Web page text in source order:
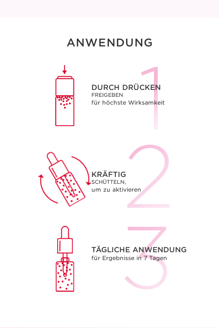
ANWENDUNG
DURCH DRÜCKEN
FREIGEBEN
für höchste Wirksamkeit
KRÄFTIG
SCHÜTTELN,
um zu aktivieren
TÄGLICHE ANWENDUNG
für Ergebnisse in 7 Tagen